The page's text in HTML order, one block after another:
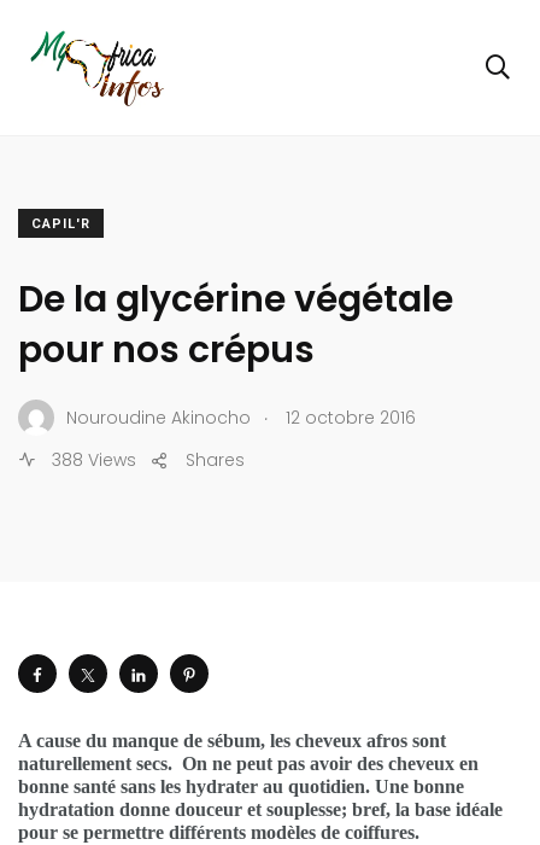
CAPIL'R
De la glycérine végétale
pour nos crépus
Nouroudine Akinocho .
12 octobre 2016
388 Views
Shares
A cause du manque de sébum, les cheveux afros sont
naturellement secs. On ne peut pas avoir des cheveux en
bonne santé sans les hydrater au quotidien. Une bonne
hydratation donne douceur et souplesse; bref, la base idéale
pour se permettre différents modèles de coiffures.